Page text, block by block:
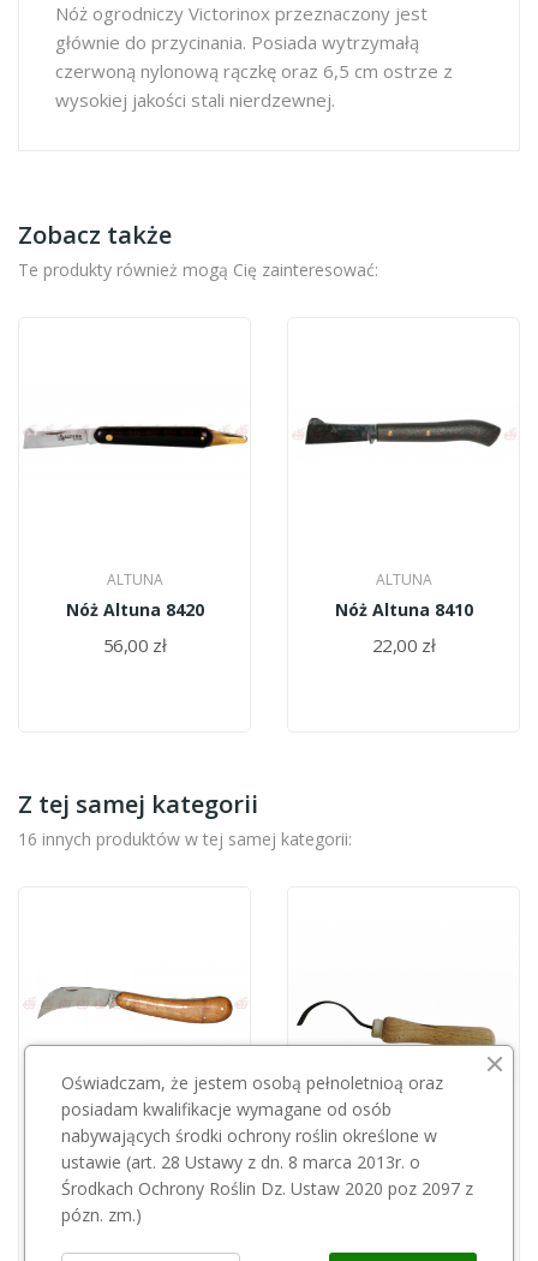
Nóż ogrodniczy Victorinox przeznaczony jest
głównie do przycinania. Posiada wytrzymałą
czerwoną nylonową rączkę oraz 6,5 cm ostrze z
wysokiej jakości stali nierdzewnej.
Zobacz także
Te produkty również mogą Cię zainteresować:
ALTUNA
Nóż Altuna 8420
56,00 zł
ALTUNA
Nóż Altuna 8410
22,00 zł
Z tej samej kategorii
16 innych produktów w tej samej kategorii:
Przepraszamy, ten produkt
jest niedostępny.
Przepraszamy, ten produkt
jest niedostępny.
Oświadczam, że jestem osobą pełnoletnioą oraz
posiadam kwalifikacje wymagane od osób
nabywających środki ochrony roślin określone w
ustawie (art. 28 Ustawy z dn. 8 marca 2013r. o
Środkach Ochrony Roślin Dz. Ustaw 2020 poz 2097 z
pózn. zm.)